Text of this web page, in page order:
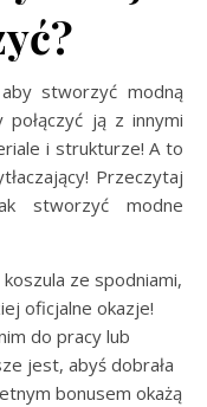
stworzyć modną
połączyć ją z innymi
i strukturze! A to
Przeczytaj
stworzyć modne
koszula ze spodniami,
oficjalne okazje!
do pracy lub
jest, abyś dobrała
bonusem okażą